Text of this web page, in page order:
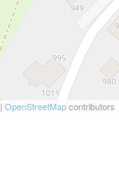
|OpenStreetMapcontributors